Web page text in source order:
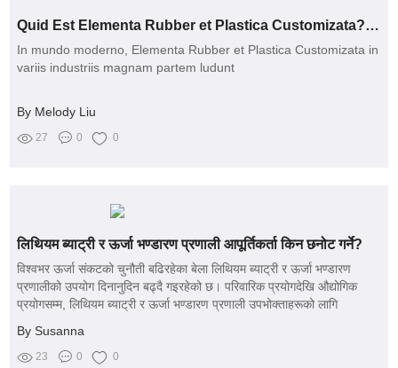
Quid Est Elementa Rubber et Plastica Customizata? Responde Ad Quaestiones Tuas!
In mundo moderno, Elementa Rubber et Plastica Customizata in
variis industriis magnam partem ludunt
By Melody Liu
27 0 0
लिथियम ब्याट्री र ऊर्जा भण्डारण प्रणाली आपूर्तिकर्ता किन छनोट गर्ने?
विश्वभर ऊर्जा संकटको चुनौती बढिरहेका बेला लिथियम ब्याट्री र ऊर्जा भण्डारण
प्रणालीको उपयोग दिनानुदिन बढ्दै गइरहेको छ। परिवारिक प्रयोगदेखि औद्योगिक
प्रयोगसम्म, लिथियम ब्याट्री र ऊर्जा भण्डारण प्रणाली उपभोक्ताहरूको लागि
Teshuaite Battery प्रस्तुत गरिन्छ, जसले गुणस्तरीय ब्याट्री र ऊर्जा भण्डारण
प्रणाली उपलब्ध गराइरहेको छ।
By Susanna
23 0 0